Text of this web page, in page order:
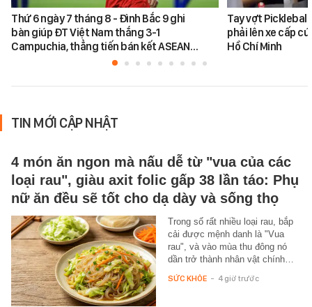
Thứ 6 ngày 7 tháng 8 - Đình Bắc 9 ghi
bàn giúp ĐT Việt Nam thắng 3-1
Campuchia, thẳng tiến bán kết ASEAN…
Tay vợt
phải lên xe cấp
Hồ Chí Minh
TIN MỚI CẬP NHẬT
4 món ăn ngon mà nấu dễ từ "vua của các
loại rau", giàu axit folic gấp 38 lần táo: Phụ
nữ ăn đều sẽ tốt cho dạ dày và sống thọ
Trong số rất nhiều loại rau, bắp
cải được mệnh danh là "Vua
rau", và vào mùa thu đông nó
dần trở thành nhân vật chính…
SỨC KHỎE - 4 giờ trước